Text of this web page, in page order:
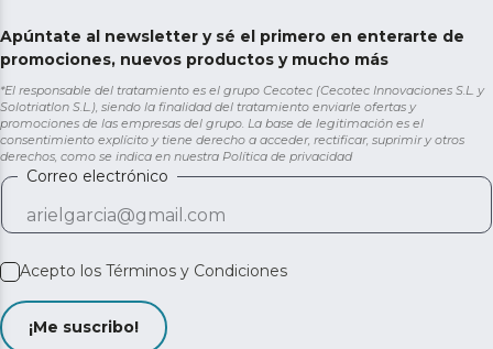
Apúntate al newsletter y sé el primero en enterarte de
promociones, nuevos productos y mucho más
*El responsable del tratamiento es el grupo Cecotec (Cecotec Innovaciones S.L. y
Solotriatlon S.L.), siendo la finalidad del tratamiento enviarle ofertas y
promociones de las empresas del grupo. La base de legitimación es el
consentimiento explícito y tiene derecho a acceder, rectificar, suprimir y otros
derechos, como se indica en nuestra Política de privacidad
Correo electrónico
Acepto los Términos y Condiciones
¡Me suscribo!